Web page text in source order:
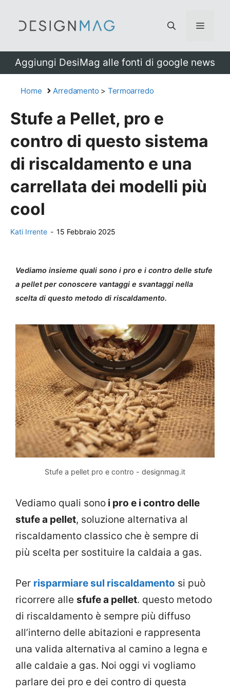
Menu
Aggiungi DesiMag alle fonti di google news
Home Arredamento > Termoarredo
Stufe a Pellet, pro e
contro di questo sistema
di riscaldamento e una
carrellata dei modelli più
cool
Kati Irrente - 15 Febbraio 2025
Vediamo insieme quali sono i pro e i contro delle stufe
a pellet per conoscere vantaggi e svantaggi nella
scelta di questo metodo di riscaldamento.
Stufe a pellet pro e contro - designmag.it
Vediamo quali sono i pro e i contro delle
stufe a pellet, soluzione alternativa al
riscaldamento classico che è sempre di
più scelta per sostituire la caldaia a gas.
Per risparmiare sul riscaldamento si può
ricorrere alle sfufe a pellet. questo metodo
di riscaldamento è sempre più diffuso
all’interno delle abitazioni e rappresenta
una valida alternativa al camino a legna e
alle caldaie a gas. Noi oggi vi vogliamo
parlare dei pro e dei contro di questa